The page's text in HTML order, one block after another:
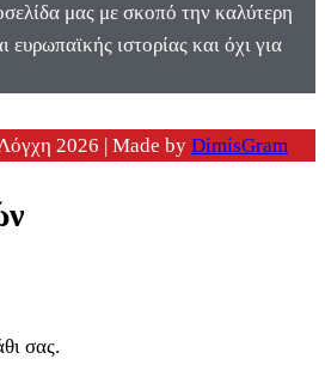
μας με σκοπό την καλύτερη
ιστορίας και όχι για
2026 | Made by DimisGram
σας.